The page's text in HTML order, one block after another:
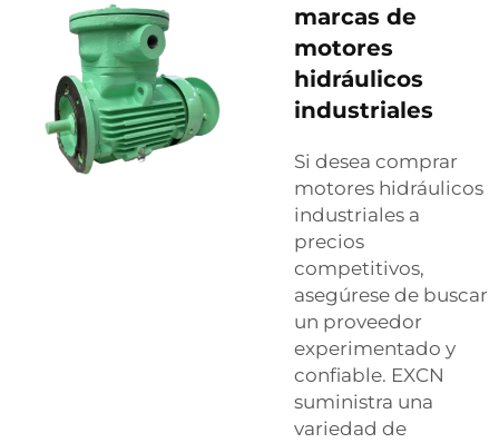
marcas de
motores
hidráulicos
industriales
Si desea comprar
motores hidráulicos
industriales a
precios
competitivos,
asegúrese de buscar
un proveedor
experimentado y
confiable. EXCN
suministra una
variedad de